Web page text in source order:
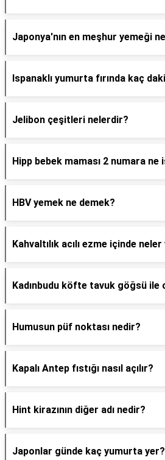
Japonya'nın en meşhur yemeği
Ispanaklı yumurta fırında kaç
Jelibon çeşitleri nelerdir?
Hipp bebek maması 2 numara ne
HBV yemek ne demek?
Kahvaltılık acılı ezme içinde
Kadınbudu köfte tavuk göğsü ile
Humusun püf noktası nedir?
Kapalı Antep fıstığı nasıl açılır?
Hint kirazının diğer adı nedir?
Japonlar günde kaç yumurta yer?